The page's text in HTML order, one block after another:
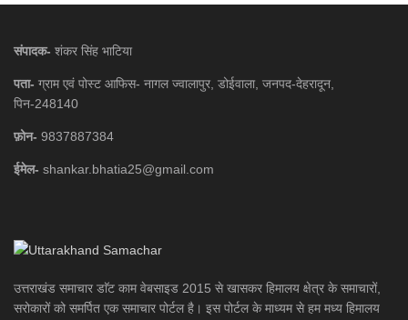
संपादक- शंकर सिंह भाटिया
पता- ग्राम एवं पोस्ट आफिस- नागल ज्वालापुर, डोईवाला, जनपद-देहरादून,
पिन-248140
फ़ोन- 9837887384
ईमेल- shankar.bhatia25@gmail.com
उत्तराखंड समाचार डाॅट काम वेबसाइड 2015 से खासकर हिमालय क्षेत्र के समाचारों,
सरोकारों को समर्पित एक समाचार पोर्टल है। इस पोर्टल के माध्यम से हम मध्य हिमालय